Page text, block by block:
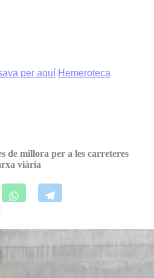
per aquí Hemeroteca
de millora per a les carreteres
viària